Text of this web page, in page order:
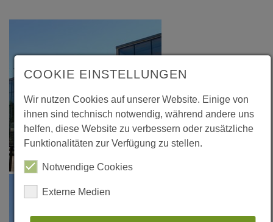
COOKIE EINSTELLUNGEN
Wir nutzen Cookies auf unserer Website. Einige von
ihnen sind technisch notwendig, während andere uns
helfen, diese Website zu verbessern oder zusätzliche
Funktionalitäten zur Verfügung zu stellen.
Notwendige Cookies
Externe Medien